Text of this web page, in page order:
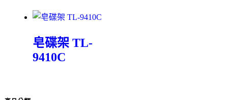
皂碟架 TL-
9410C